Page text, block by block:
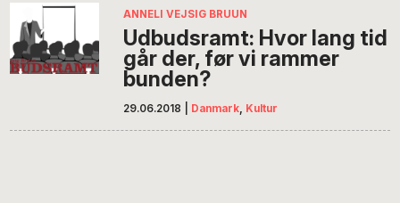
ANNELI VEJSIG BRUUN
Udbudsramt: Hvor lang tid
går der, før vi rammer
bunden?
29.06.2018 Danmark, Kultur